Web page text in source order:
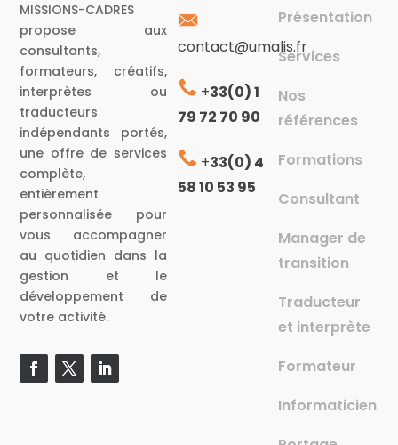
MISSIONS-CADRES
propose aux
consultants,
formateurs, créatifs,
interprètes ou
traducteurs
indépendants portés,
une offre de services
complète,
entièrement
personnalisée pour
vous accompagner
au quotidien dans la
gestion et le
développement de
votre activité.
contact@umalis.fr
+33(0) 1
79 72 70 90
+33(0) 4
58 10 53 95
Présentation
Services
Nos
références
Formations
Consultant
Manager de
transition
Traducteur
et interprète
Formateur
Informaticien